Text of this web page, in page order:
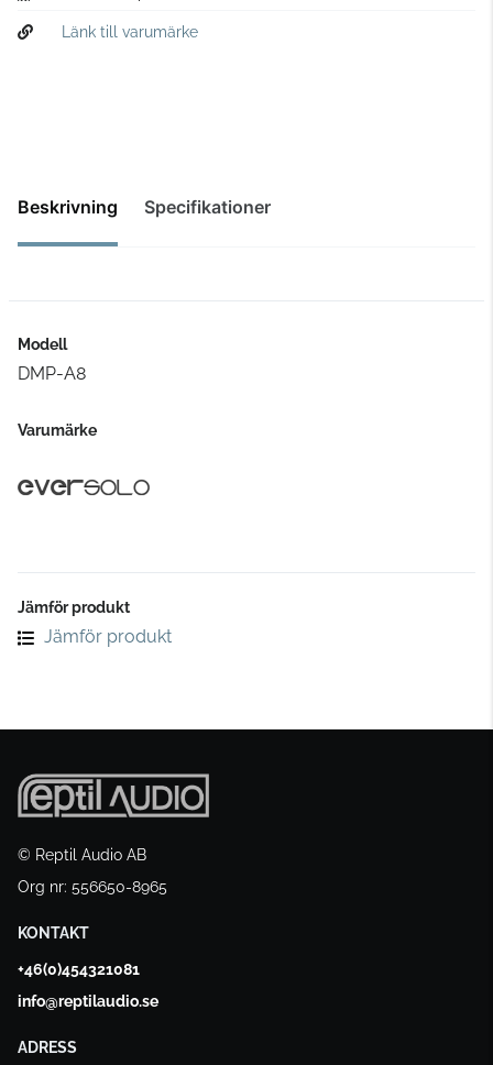
Länk till varumärke
Beskrivning Specifikationer
Modell
DMP-A8
Varumärke
Jämför produkt
Jämför produkt
© Reptil Audio AB
Org nr: 556650-8965
KONTAKT
+46(0)454321081
info@reptilaudio.se
ADRESS